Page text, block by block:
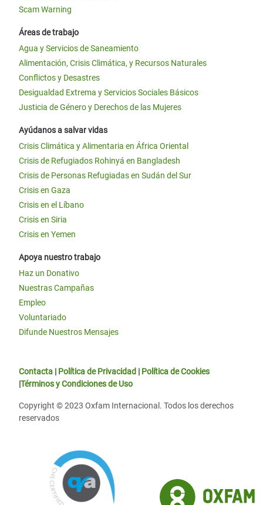
Scam Warning
Áreas de trabajo
Agua y Servicios de Saneamiento
Alimentación, Crisis Climática, y Recursos Naturales
Conflictos y Desastres
Desigualdad Extrema y Servicios Sociales Básicos
Justicia de Género y Derechos de las Mujeres
Ayúdanos a salvar vidas
Crisis Climática y Alimentaria en África Oriental
Crisis de Refugiados Rohinyá en Bangladesh
Crisis de Personas Refugiadas en Sudán del Sur
Crisis en Gaza
Crisis en el Líbano
Crisis en Siria
Crisis en Yemen
Apoya nuestro trabajo
Haz un Donativo
Nuestras Campañas
Empleo
Voluntariado
Difunde Nuestros Mensajes
Contacta | Política de Privacidad | Política de Cookies
|Términos y Condiciones de Uso
Copyright © 2023 Oxfam Internacional. Todos los derechos
reservados